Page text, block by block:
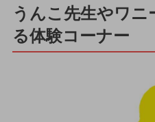
うんこ先生やワ
る体験コーナー